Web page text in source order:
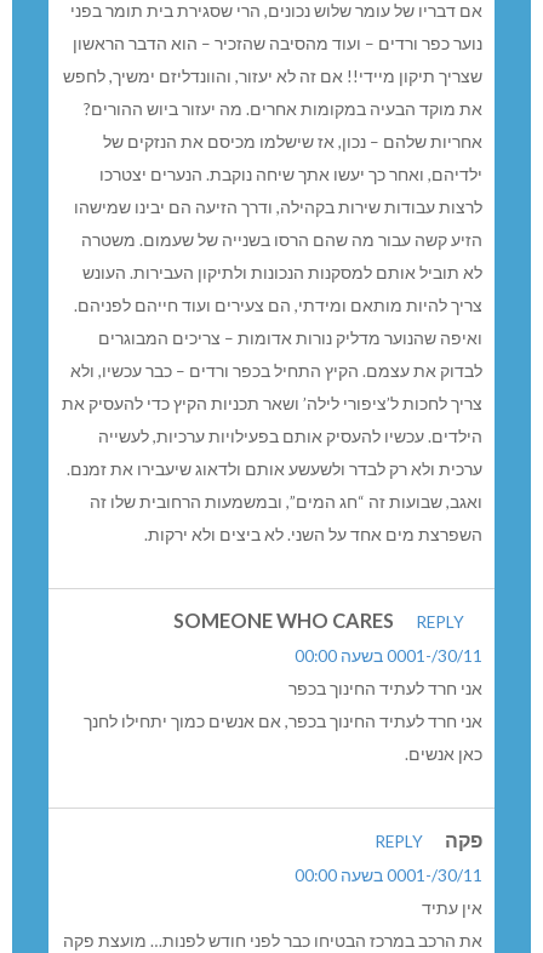
אם דבריו של עומר שלוש נכונים, הרי שסגירת בית תומר בפני
נוער כפר ורדים – ועוד מהסיבה שהזכיר – הוא הדבר הראשון
שצריך תיקון מיידי!! אם זה לא יעזור, והוונדליזם ימשיך, לחפש
את מוקד הבעיה במקומות אחרים. מה יעזור ביוש ההורים?
אחריות שלהם – נכון, אז שישלמו מכיסם את הנזקים של
ילדיהם, ואחר כך יעשו אתך שיחה נוקבת. הנערים יצטרכו
לרצות עבודות שירות בקהילה, ודרך הזיעה הם יבינו שמישהו
הזיע קשה עבור מה שהם הרסו בשנייה של שעמום. משטרה
לא תוביל אותם למסקנות הנכונות ולתיקון העבירות. העונש
צריך להיות מותאם ומידתי, הם צעירים ועוד חייהם לפניהם.
ואיפה שהנוער מדליק נורות אדומות – צריכים המבוגרים
לבדוק את עצמם. הקיץ התחיל בכפר ורדים – כבר עכשיו, ולא
צריך לחכות ל’ציפורי לילה’ ושאר תכניות הקיץ כדי להעסיק את
הילדים. עכשיו להעסיק אותם בפעילויות ערכיות, לעשייה
ערכית ולא רק לבדר ולשעשע אותם ולדאוג שיעבירו את זמנם.
ואגב, שבועות זה “חג המים”, ובמשמעות הרחובית שלו זה
השפרצת מים אחד על השני. לא ביצים ולא ירקות.
SOMEONE WHO CARES
REPLY
30/11/-0001 בשעה 00:00
אני חרד לעתיד החינוך בכפר
אני חרד לעתיד החינוך בכפר, אם אנשים כמוך יתחילו לחנך
כאן אנשים.
פקה
REPLY
30/11/-0001 בשעה 00:00
אין עתיד
את הרכב במרכז הבטיחו כבר לפני חודש לפנות… מועצת פקה